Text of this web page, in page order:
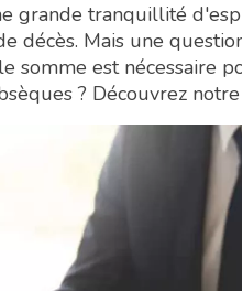
grande tranquillité
décès. Mais une
somme est nécessaire
? Découvrez